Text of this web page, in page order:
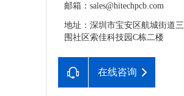
邮箱：sales@hitechpcb.com
地址：深圳市宝安区航城街道三
围社区索佳科技园C栋二楼
在线咨询